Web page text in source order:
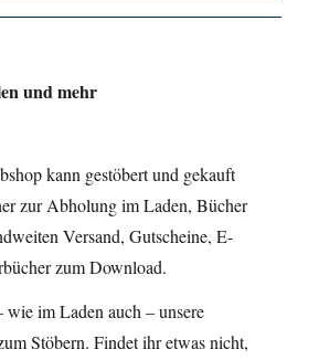
und mehr
kann gestöbert und gekauft
zur Abholung im Laden, Bücher
Versand, Gutscheine, E-
zum Download.
im Laden auch – unsere
Stöbern. Findet ihr etwas nicht,